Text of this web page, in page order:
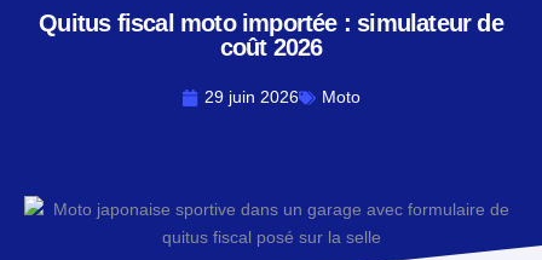
Quitus fiscal moto importée : simulateur de
coût 2026
29 juin 2026 Moto